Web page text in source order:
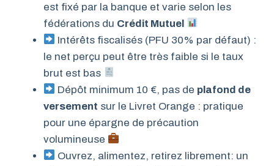
est fixé par la banque et varie selon les
fédérations du Crédit Mutuel
Intérêts fiscalisés (PFU 30% par défaut) :
le net perçu peut être très faible si le taux
brut est bas
Dépôt minimum 10 €, pas de plafond de
versement sur le Livret Orange : pratique
pour une épargne de précaution
volumineuse
Ouvrez, alimentez, retirez librement: un